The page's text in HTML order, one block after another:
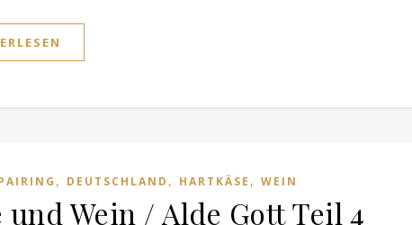
, DEUTSCHLAND , HARTKÄSE , WEIN
und Wein / Alde Gott Teil 4